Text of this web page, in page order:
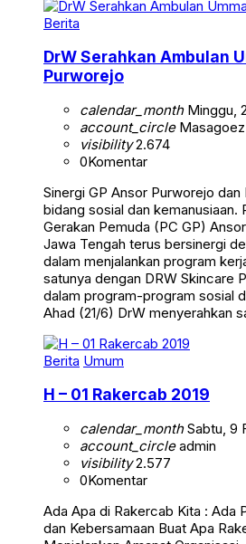
Berita
DrW Serahkan Ambulan
Purworejo
calendar_monthMinggu,
account_circleMasagoez
visibility2.674
0Komentar
Sinergi GP Ansor Purworejo dan
bidang sosial dan kemanusiaan.
Gerakan Pemuda (PC GP)
Jawa Tengah terus bersinergi
dalam menjalankan program
satunya dengan DRW Skincare
dalam program-program sosial
Ahad (21/6) DrW menyerahkan
Berita Umum
H – 01 Rakercab 2019
calendar_monthSabtu, 9
account_circleadmin
visibility2.577
0Komentar
Ada Apa di Rakercab Kita : Ada
dan Kebersamaan Buat Apa